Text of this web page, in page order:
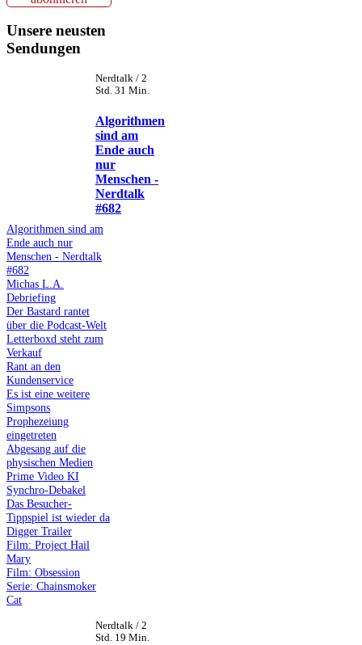
Unsere neusten
Sendungen
Nerdtalk / 2
Std. 31 Min.
Algorithmen
sind am
Ende auch
nur
Menschen -
Nerdtalk
#682
Algorithmen sind am
Ende auch nur
Menschen - Nerdtalk
#682
Michas L.A.
Debriefing
Der Bastard rantet
über die Podcast-Welt
Letterboxd steht zum
Verkauf
Rant an den
Kundenservice
Es ist eine weitere
Simpsons
Prophezeiung
eingetreten
Abgesang auf die
physischen Medien
Prime Video KI
Synchro-Debakel
Das Besucher-
Tippspiel ist wieder da
Digger Trailer
Film: Project Hail
Mary
Film: Obsession
Serie: Chainsmoker
Cat
Nerdtalk / 2
Std. 19 Min.